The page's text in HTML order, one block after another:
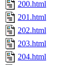
200.html
201.html
202.html
203.html
204.html